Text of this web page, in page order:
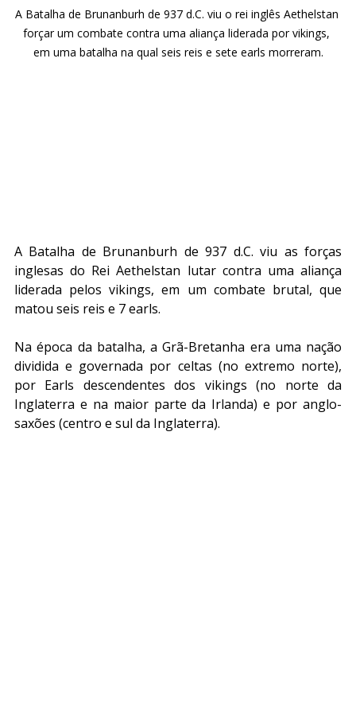
A Batalha de Brunanburh de 937 d.C. viu o rei inglês Aethelstan
forçar um combate contra uma aliança liderada por vikings,
em uma batalha na qual seis reis e sete earls morreram.
A Batalha de Brunanburh de 937 d.C. viu as forças
inglesas do Rei Aethelstan lutar contra uma aliança
liderada pelos vikings, em um combate brutal, que
matou seis reis e 7 earls.
Na época da batalha, a Grã-Bretanha era uma nação
dividida e governada por celtas (no extremo norte),
por Earls descendentes dos vikings (no norte da
Inglaterra e na maior parte da Irlanda) e por anglo-
saxões (centro e sul da Inglaterra).